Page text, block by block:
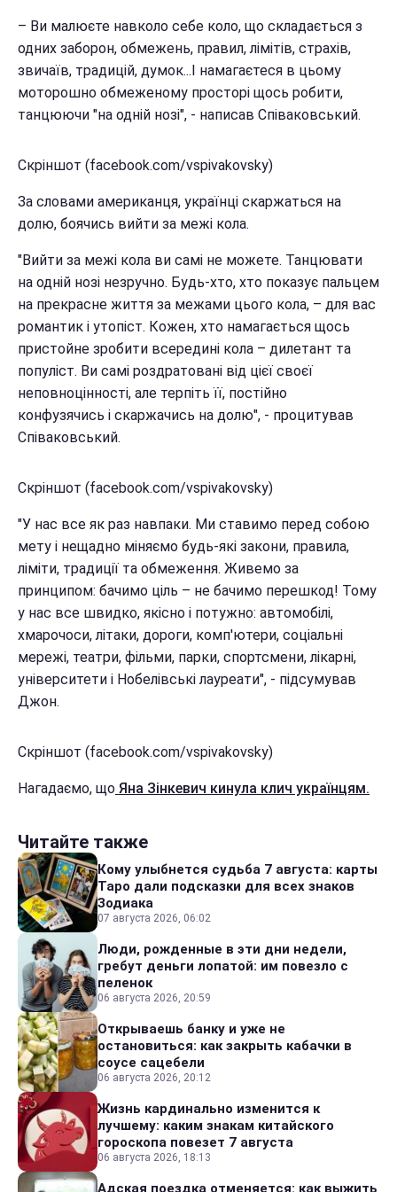
– Ви малюєте навколо себе коло, що складається з
одних заборон, обмежень, правил, лімітів, страхів,
звичаїв, традицій, думок...І намагаєтеся в цьому
моторошно обмеженому просторі щось робити,
танцюючи "на одній нозі", - написав Співаковський.
Скріншот (facebook.com/vspivakovsky)
За словами американця, українці скаржаться на
долю, боячись вийти за межі кола.
"Вийти за межі кола ви самі не можете. Танцювати
на одній нозі незручно. Будь-хто, хто показує пальцем
на прекрасне життя за межами цього кола, – для вас
романтик і утопіст. Кожен, хто намагається щось
пристойне зробити всередині кола – дилетант та
популіст. Ви самі роздратовані від цієї своєї
неповноцінності, але терпіть її, постійно
конфузячись і скаржачись на долю", - процитував
Співаковський.
Скріншот (facebook.com/vspivakovsky)
"У нас все як раз навпаки. Ми ставимо перед собою
мету і нещадно міняємо будь-які закони, правила,
ліміти, традиції та обмеження. Живемо за
принципом: бачимо ціль – не бачимо перешкод! Тому
у нас все швидко, якісно і потужно: автомобілі,
хмарочоси, літаки, дороги, комп'ютери, соціальні
мережі, театри, фільми, парки, спортсмени, лікарні,
університети і Нобелівські лауреати", - підсумував
Джон.
Скріншот (facebook.com/vspivakovsky)
Нагадаємо, що Яна Зінкевич кинула клич українцям.
Читайте также
Кому улыбнется судьба 7 августа: карты
Таро дали подсказки для всех знаков
Зодиака
07 августа 2026, 06:02
Люди, рожденные в эти дни недели,
гребут деньги лопатой: им повезло с
пеленок
06 августа 2026, 20:59
Открываешь банку и уже не
остановиться: как закрыть кабачки в
соусе сацебели
06 августа 2026, 20:12
Жизнь кардинально изменится к
лучшему: каким знакам китайского
гороскопа повезет 7 августа
06 августа 2026, 18:13
Адская поездка отменяется: как выжить